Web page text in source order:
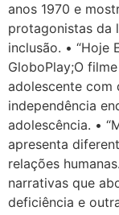
anos 1970 e
protagonistas da
inclusão. • “Hoje
GloboPlay;O
adolescente com
independência
adolescência. •
apresenta
relações
narrativas que
deficiência e